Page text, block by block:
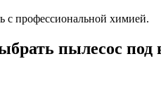
с профессиональной химией.
пылесос под